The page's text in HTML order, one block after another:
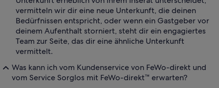
vermitteln wir dir eine neue Unterkunft, die deinen
Bedürfnissen entspricht, oder wenn ein Gastgeber vor
deinem Aufenthalt storniert, steht dir ein engagiertes
Team zur Seite, das dir eine ähnliche Unterkunft
vermittelt.
Was kann ich vom Kundenservice von FeWo-direkt und
vom Service Sorglos mit FeWo-direkt™ erwarten?